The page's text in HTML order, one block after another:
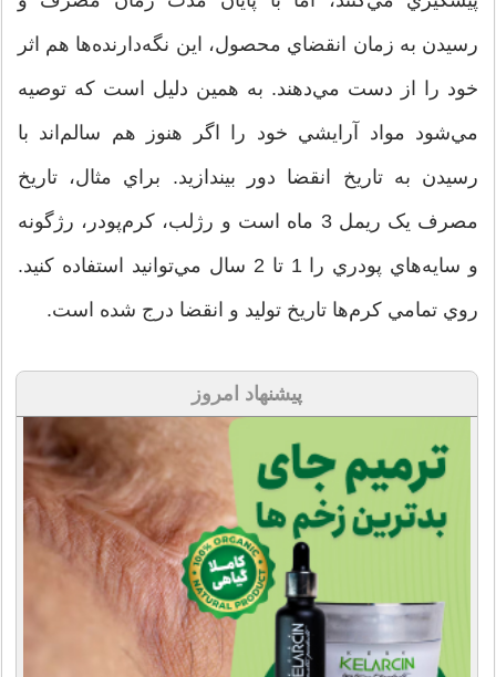
رسيدن به زمان انقضاي محصول، اين نگه‌دارنده‌ها هم اثر
خود را از دست مي‌دهند. به همين دليل است که توصيه
مي‌شود مواد آرايشي خود را اگر هنوز هم سالم‌اند با
رسيدن به تاريخ انقضا دور بيندازيد. براي مثال، تاريخ
مصرف يک ريمل 3 ماه است و رژلب، کرم‌پودر، رژگونه
و سايه‌هاي پودري را 1 تا 2 سال مي‌توانيد استفاده کنيد.
روي تمامي کرم‌ها تاريخ توليد و انقضا درج شده است.
پیشنهاد امروز